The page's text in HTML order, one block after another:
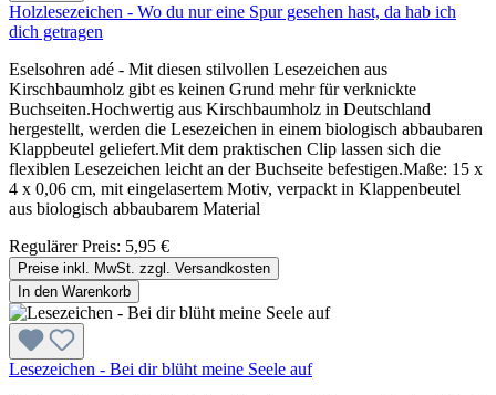
Holzlesezeichen - Wo du nur eine Spur gesehen hast, da hab ich
dich getragen
Eselsohren adé - Mit diesen stilvollen Lesezeichen aus
Kirschbaumholz gibt es keinen Grund mehr für verknickte
Buchseiten.Hochwertig aus Kirschbaumholz in Deutschland
hergestellt, werden die Lesezeichen in einem biologisch abbaubaren
Klappbeutel geliefert.Mit dem praktischen Clip lassen sich die
flexiblen Lesezeichen leicht an der Buchseite befestigen.Maße: 15 x
4 x 0,06 cm, mit eingelasertem Motiv, verpackt in Klappenbeutel
aus biologisch abbaubarem Material
Regulärer Preis: 5,95 €
Preise inkl. MwSt. zzgl. Versandkosten
In den Warenkorb
Lesezeichen - Bei dir blüht meine Seele auf